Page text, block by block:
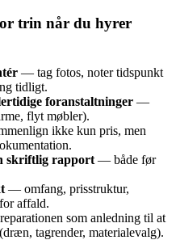
trin når du hyrer
— tag fotos, noter tidspunkt
tidligt.
foranstaltninger —
flyt møbler).
ikke kun pris, men
skriftlig rapport — både før
— omfang, prisstruktur,
affald.
som anledning til at
tagrender, materialevalg).